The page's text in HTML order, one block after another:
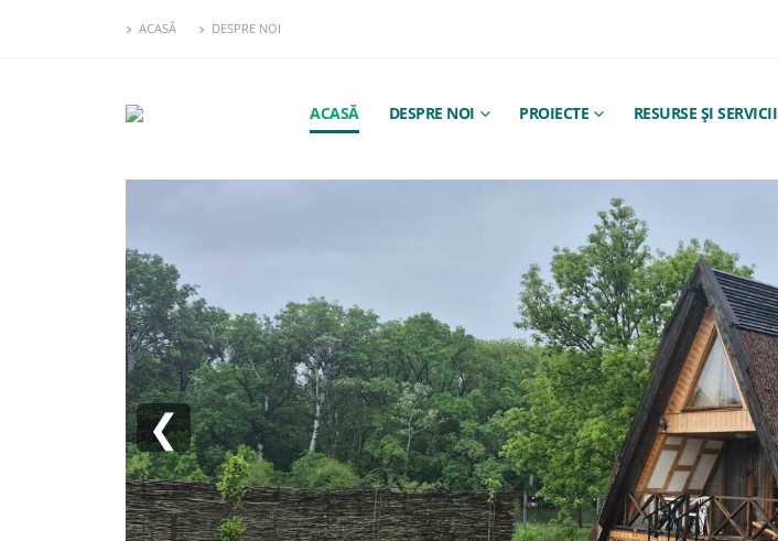
ACASĂ DESPRE NOI
ACASĂ DESPRE NOI PROIECTE RESURSE ȘI SERVICII
❮